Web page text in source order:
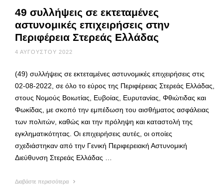
49 συλλήψεις σε εκτεταμένες
αστυνομικές επιχειρήσεις στην
Περιφέρεια Στερεάς Ελλάδας
4 ΑΥΓΟΎΣΤΟΥ 2022
(49) συλλήψεις σε εκτεταμένες αστυνομικές επιχειρήσεις στις
02-08-2022, σε όλο το εύρος της Περιφέρειας Στερεάς Ελλάδας,
στους Νομούς Βοιωτίας, Ευβοίας, Ευρυτανίας, Φθιώτιδας και
Φωκίδας, με σκοπό την εμπέδωση του αισθήματος ασφάλειας
των πολιτών, καθώς και την πρόληψη και καταστολή της
εγκληματικότητας. Οι επιχειρήσεις αυτές, οι οποίες
σχεδιάστηκαν από την Γενική Περιφερειακή Αστυνομική
Διεύθυνση Στερεάς Ελλάδας …
Διαβάστε περισσότερα